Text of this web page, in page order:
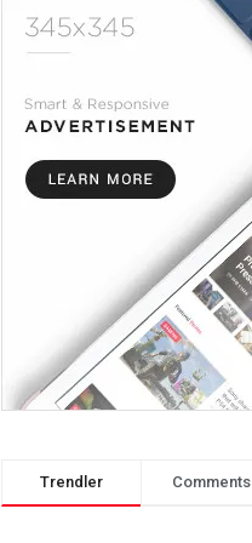
Trendler Comments